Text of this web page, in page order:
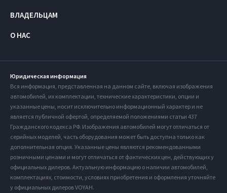
ВЛАДЕЛЬЦАМ
О НАС
Юридическая информация
Вся информация, представленная на данном сайте, включая изображения
автомобилей, их комплектации, технические характеристики, опции и
указанные цены, носит исключительно информационный характер и не
является публичной офертой, определяемой положениями статьи 437
Гражданского кодекса РФ. Изображения автомобилей могут отличаться от
серийных моделей, часть оборудования может быть доступна только как
дополнительная опция. Указанные цены являются рекомендованными
розничными ценами и могут отличаться от фактических цен, действующих у
официальных дилеров. Актуальную информацию о наличии автомобилей,
комплектациях, стоимости, условиях приобретения и оформления уточняйте
у официальных дилеров VOYAH.